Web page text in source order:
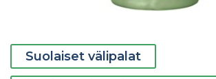
Suolaiset välipalat